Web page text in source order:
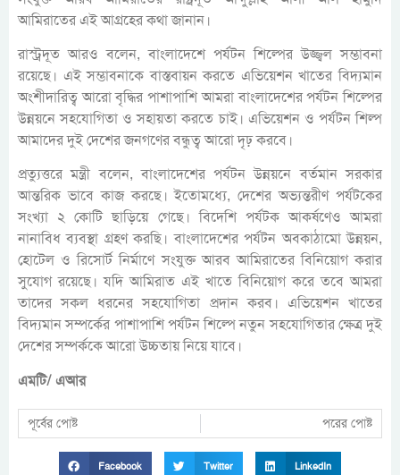
আমিরাতের এই আগ্রহের কথা জানান।
রাস্ট্রদূত আরও বলেন, বাংলাদেশে পর্যটন শিল্পের উজ্জ্বল সম্ভাবনা
রয়েছে। এই সম্ভাবনাকে বাস্তবায়ন করতে এভিয়েশন খাতের বিদ্যমান
অংশীদারিত্ব আরো বৃদ্ধির পাশাপাশি আমরা বাংলাদেশের পর্যটন শিল্পের
উন্নয়নে সহযোগিতা ও সহায়তা করতে চাই। এভিয়েশন ও পর্যটন শিল্প
আমাদের দুই দেশের জনগণের বন্ধুত্ব আরো দৃঢ় করবে।
প্রত্যুত্তরে মন্ত্রী বলেন, বাংলাদেশের পর্যটন উন্নয়নে বর্তমান সরকার
আন্তরিক ভাবে কাজ করছে। ইতোমধ্যে, দেশের অভ্যন্তরীণ পর্যটকের
সংখ্যা ২ কোটি ছাড়িয়ে গেছে। বিদেশি পর্যটক আকর্ষণেও আমরা
নানাবিধ ব্যবস্থা গ্রহণ করছি। বাংলাদেশের পর্যটন অবকাঠামো উন্নয়ন,
হোটেল ও রিসোর্ট নির্মাণে সংযুক্ত আরব আমিরাতের বিনিয়োগ করার
সুযোগ রয়েছে। যদি আমিরাত এই খাতে বিনিয়োগ করে তবে আমরা
তাদের সকল ধরনের সহযোগিতা প্রদান করব। এভিয়েশন খাতের
বিদ্যমান সম্পর্কের পাশাপাশি পর্যটন শিল্পে নতুন সহযোগিতার ক্ষেত্র দুই
দেশের সম্পর্ককে আরো উচ্চতায় নিয়ে যাবে।
এমটি/ এআর
পূর্বের পোষ্ট পরের পোষ্ট
Facebook Twitter LinkedIn